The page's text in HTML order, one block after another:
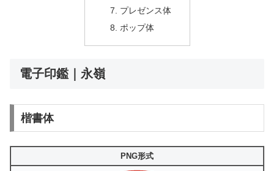
プレゼンス体
ポップ体
電子印鑑｜永嶺
楷書体
PNG形式